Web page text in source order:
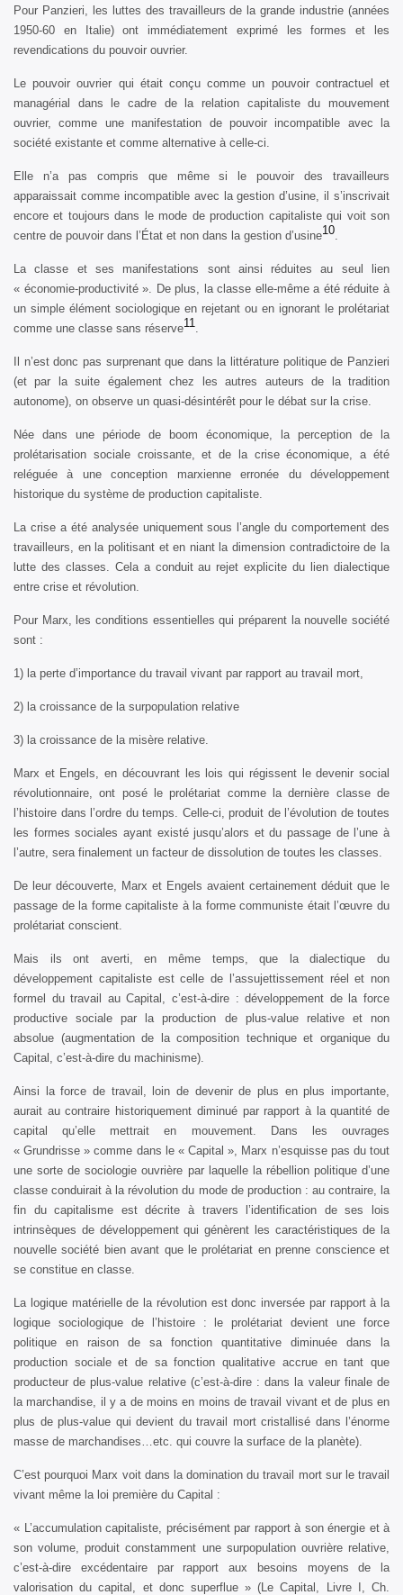
Pour Panzieri, les luttes des travailleurs de la grande industrie (années
1950-60 en Italie) ont immédiatement exprimé les formes et les
revendications du pouvoir ouvrier.
Le pouvoir ouvrier qui était conçu comme un pouvoir contractuel et
managérial dans le cadre de la relation capitaliste du mouvement
ouvrier, comme une manifestation de pouvoir incompatible avec la
société existante et comme alternative à celle-ci.
Elle n’a pas compris que même si le pouvoir des travailleurs
apparaissait comme incompatible avec la gestion d’usine, il s’inscrivait
encore et toujours dans le mode de production capitaliste qui voit son
centre de pouvoir dans l’État et non dans la gestion d’usine10.
La classe et ses manifestations sont ainsi réduites au seul lien
« économie-productivité ». De plus, la classe elle-même a été réduite à
un simple élément sociologique en rejetant ou en ignorant le prolétariat
comme une classe sans réserve11.
Il n’est donc pas surprenant que dans la littérature politique de Panzieri
(et par la suite également chez les autres auteurs de la tradition
autonome), on observe un quasi-désintérêt pour le débat sur la crise.
Née dans une période de boom économique, la perception de la
prolétarisation sociale croissante, et de la crise économique, a été
reléguée à une conception marxienne erronée du développement
historique du système de production capitaliste.
La crise a été analysée uniquement sous l’angle du comportement des
travailleurs, en la politisant et en niant la dimension contradictoire de la
lutte des classes. Cela a conduit au rejet explicite du lien dialectique
entre crise et révolution.
Pour Marx, les conditions essentielles qui préparent la nouvelle société
sont :
1) la perte d’importance du travail vivant par rapport au travail mort,
2) la croissance de la surpopulation relative
3) la croissance de la misère relative.
Marx et Engels, en découvrant les lois qui régissent le devenir social
révolutionnaire, ont posé le prolétariat comme la dernière classe de
l’histoire dans l’ordre du temps. Celle-ci, produit de l’évolution de toutes
les formes sociales ayant existé jusqu’alors et du passage de l’une à
l’autre, sera finalement un facteur de dissolution de toutes les classes.
De leur découverte, Marx et Engels avaient certainement déduit que le
passage de la forme capitaliste à la forme communiste était l’œuvre du
prolétariat conscient.
Mais ils ont averti, en même temps, que la dialectique du
développement capitaliste est celle de l’assujettissement réel et non
formel du travail au Capital, c’est-à-dire : développement de la force
productive sociale par la production de plus-value relative et non
absolue (augmentation de la composition technique et organique du
Capital, c’est-à-dire du machinisme).
Ainsi la force de travail, loin de devenir de plus en plus importante,
aurait au contraire historiquement diminué par rapport à la quantité de
capital qu’elle mettrait en mouvement. Dans les ouvrages
« Grundrisse » comme dans le « Capital », Marx n’esquisse pas du tout
une sorte de sociologie ouvrière par laquelle la rébellion politique d’une
classe conduirait à la révolution du mode de production : au contraire, la
fin du capitalisme est décrite à travers l’identification de ses lois
intrinsèques de développement qui génèrent les caractéristiques de la
nouvelle société bien avant que le prolétariat en prenne conscience et
se constitue en classe.
La logique matérielle de la révolution est donc inversée par rapport à la
logique sociologique de l’histoire : le prolétariat devient une force
politique en raison de sa fonction quantitative diminuée dans la
production sociale et de sa fonction qualitative accrue en tant que
producteur de plus-value relative (c’est-à-dire : dans la valeur finale de
la marchandise, il y a de moins en moins de travail vivant et de plus en
plus de plus-value qui devient du travail mort cristallisé dans l’énorme
masse de marchandises…etc. qui couvre la surface de la planète).
C’est pourquoi Marx voit dans la domination du travail mort sur le travail
vivant même la loi première du Capital :
« L’accumulation capitaliste, précisément par rapport à son énergie et à
son volume, produit constamment une surpopulation ouvrière relative,
c’est-à-dire excédentaire par rapport aux besoins moyens de la
valorisation du capital, et donc superflue » (Le Capital, Livre I, Ch.